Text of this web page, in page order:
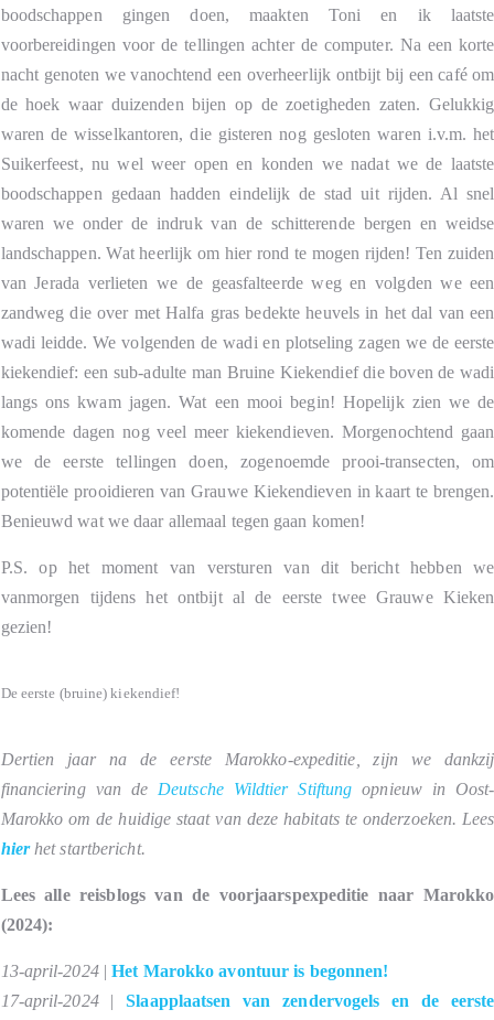
boodschappen gingen doen, maakten Toni en ik laatste
voorbereidingen voor de tellingen achter de computer. Na een korte
nacht genoten we vanochtend een overheerlijk ontbijt bij een café om
de hoek waar duizenden bijen op de zoetigheden zaten. Gelukkig
waren de wisselkantoren, die gisteren nog gesloten waren i.v.m. het
Suikerfeest, nu wel weer open en konden we nadat we de laatste
boodschappen gedaan hadden eindelijk de stad uit rijden. Al snel
waren we onder de indruk van de schitterende bergen en weidse
landschappen. Wat heerlijk om hier rond te mogen rijden! Ten zuiden
van Jerada verlieten we de geasfalteerde weg en volgden we een
zandweg die over met Halfa gras bedekte heuvels in het dal van een
wadi leidde. We volgenden de wadi en plotseling zagen we de eerste
kiekendief: een sub-adulte man Bruine Kiekendief die boven de wadi
langs ons kwam jagen. Wat een mooi begin! Hopelijk zien we de
komende dagen nog veel meer kiekendieven. Morgenochtend gaan
we de eerste tellingen doen, zogenoemde prooi-transecten, om
potentiële prooidieren van Grauwe Kiekendieven in kaart te brengen.
Benieuwd wat we daar allemaal tegen gaan komen!
P.S. op het moment van versturen van dit bericht hebben we
vanmorgen tijdens het ontbijt al de eerste twee Grauwe Kieken
gezien!
De eerste (bruine) kiekendief!
Dertien jaar na de eerste Marokko-expeditie, zijn we dankzij
financiering van de Deutsche Wildtier Stiftung opnieuw in Oost-
Marokko om de huidige staat van deze habitats te onderzoeken. Lees
hierhet startbericht.
Lees alle reisblogs van de voorjaarspexpeditie naar Marokko
(2024):
13-april-2024 |Het Marokko avontuur is begonnen!
17-april-2024 |Slaapplaatsen van zendervogels en de eerste